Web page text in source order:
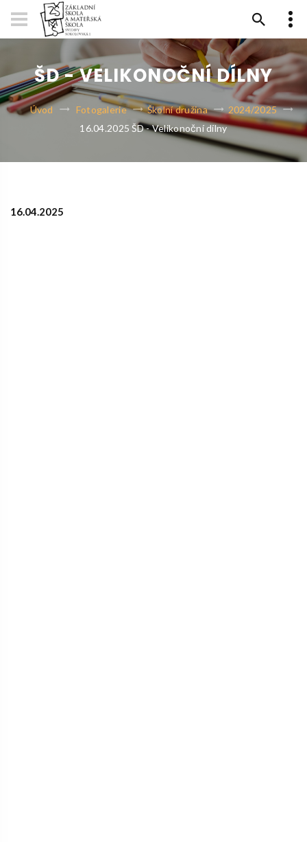
ŠD - VELIKONOČNÍ DÍLNY
Úvod Fotogalerie Školní družina
2024/2025
16.04.2025 ŠD - Velikonoční dílny
16.04.2025